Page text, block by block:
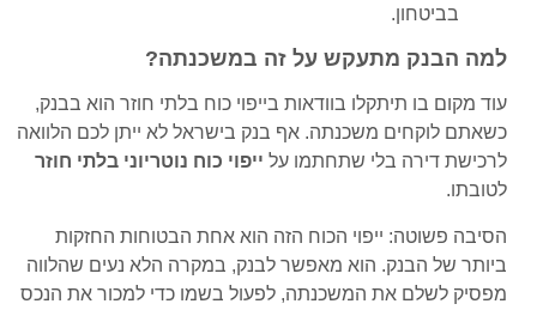
בביטחון.
למה הבנק מתעקש על זה במשכנתה?
עוד מקום בו תיתקלו בוודאות בייפוי כוח בלתי חוזר הוא בבנק,
כשאתם לוקחים משכנתה. אף בנק בישראל לא ייתן לכם הלוואה
לרכישת דירה בלי שתחתמו על ייפוי כוח נוטריוני בלתי חוזר
לטובתו.
הסיבה פשוטה: ייפוי הכוח הזה הוא אחת הבטוחות החזקות
ביותר של הבנק. הוא מאפשר לבנק, במקרה הלא נעים שהלווה
מפסיק לשלם את המשכנתה, לפעול בשמו כדי למכור את הנכס